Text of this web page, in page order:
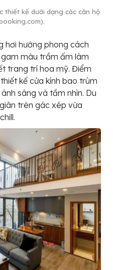
thiết kế dưới dạng các căn hộ
hơi hướng phong cách
màu trầm ấm làm
trang trí hoa mỹ. Điểm
kế cửa kính bao trùm
sáng và tầm nhìn. Du
trên gác xép vừa